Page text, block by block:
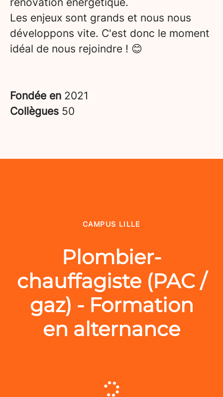
Les enjeux sont grands et nous nous
développons vite. C'est donc le moment
idéal de nous rejoindre ! 😊
Fondée en 2021
Collègues 50
CAMPUS LILLE
Plombier-
chauffagiste (PAC /
gaz) - Formation
en alternance